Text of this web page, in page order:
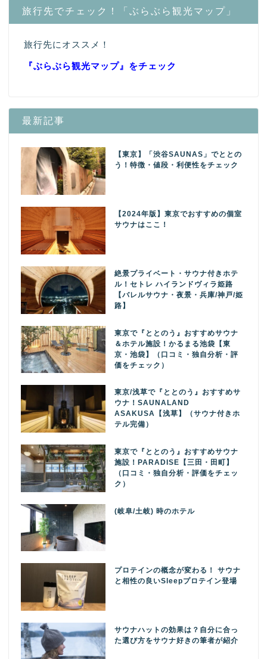
旅行先でチェック！「ぶらぶら観光マップ」
旅行先にオススメ！
『ぶらぶら観光マップ』 をチェック
最新記事
【東京】「渋谷SAUNAS」でととの
う！特徴・値段・利便性をチェック
【2024年版】東京でおすすめの個室
サウナはここ！
絶景プライベート・サウナ付きホテ
ル！セトレ ハイランドヴィラ姫路
【バレルサウナ・夜景・兵庫/神戸/姫
路】
東京で『ととのう』おすすめサウナ
＆ホテル施設！かるまる池袋【東
京・池袋】（口コミ・独自分析・評
価をチェック）
東京/浅草で『ととのう』おすすめサ
ウナ！SAUNALAND
ASAKUSA【浅草】（サウナ付きホ
テル完備）
東京で『ととのう』おすすめサウナ
施設！PARADISE【三田・田町】
（口コミ・独自分析・評価をチェッ
ク）
(岐阜/土岐) 時のホテル
プロテインの概念が変わる！ サウナ
と相性の良いSleepプロテイン登場
サウナハットの効果は？自分に合っ
た選び方をサウナ好きの筆者が紹介